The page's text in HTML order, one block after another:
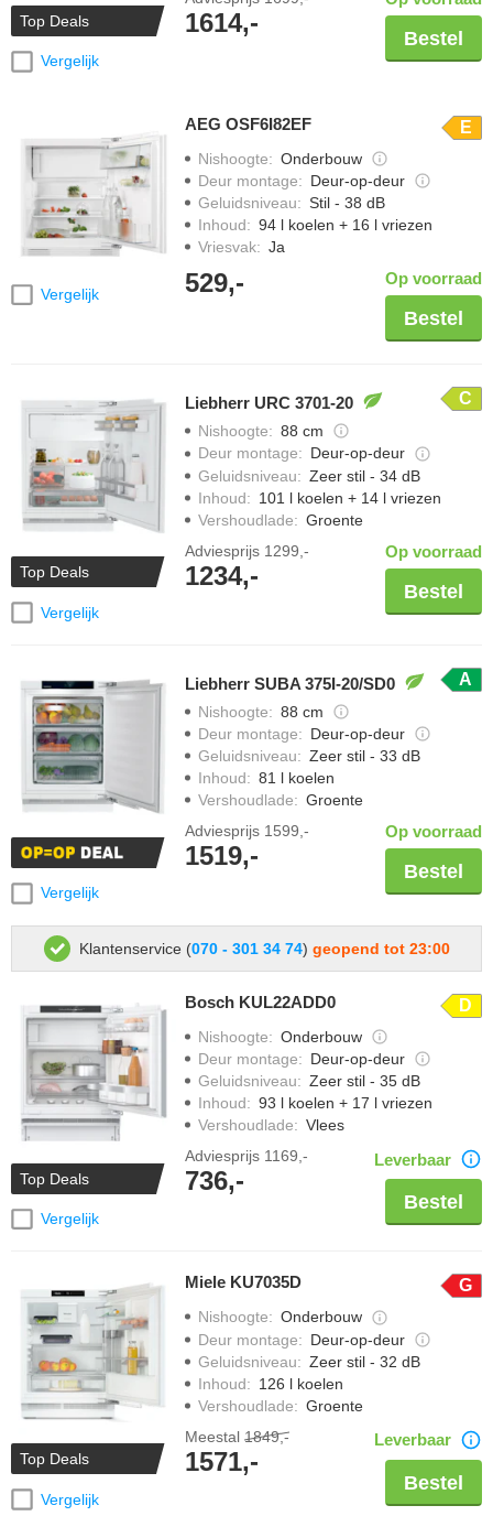
Top Deals
Vergelijk
1614,-
Bestel
Vergelijk
AEG OSF6I82EF E
Nishoogte: Onderbouw
Deur montage: Deur-op-deur
Geluidsniveau: Stil - 38 dB
Inhoud: 94 l koelen + 16 l vriezen
Vriesvak: Ja
529,- Op voorraad
Bestel
Top Deals
Vergelijk
Liebherr URC 3701-20 C
Nishoogte: 88 cm
Deur montage: Deur-op-deur
Geluidsniveau: Zeer stil - 34 dB
Inhoud: 101 l koelen + 14 l vriezen
Vershoudlade: Groente
Adviesprijs 1299,-
1234,-
Op voorraad
Bestel
Vergelijk
Liebherr SUBA 375I-20/SD0 A
Nishoogte: 88 cm
Deur montage: Deur-op-deur
Geluidsniveau: Zeer stil - 33 dB
Inhoud: 81 l koelen
Vershoudlade: Groente
Adviesprijs 1599,-
1519,-
Op voorraad
Bestel
Klantenservice (070 - 301 34 74) geopend tot 23:00
Top Deals
Vergelijk
Bosch KUL22ADD0 D
Nishoogte: Onderbouw
Deur montage: Deur-op-deur
Geluidsniveau: Zeer stil - 35 dB
Inhoud: 93 l koelen + 17 l vriezen
Vershoudlade: Vlees
Adviesprijs 1169,-
736,-
Leverbaar
Bestel
Top Deals
Vergelijk
Miele KU7035D G
Nishoogte: Onderbouw
Deur montage: Deur-op-deur
Geluidsniveau: Zeer stil - 32 dB
Inhoud: 126 l koelen
Vershoudlade: Groente
Meestal 1849,-
1571,-
Leverbaar
Bestel